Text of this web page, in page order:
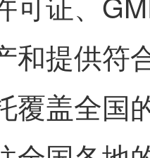
和提供符
覆盖全国